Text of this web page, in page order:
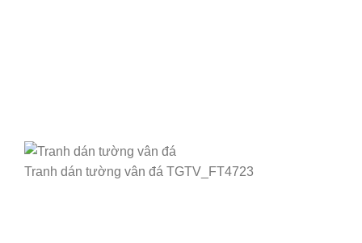
Tranh dán tường vân đá TGTV_FT4723